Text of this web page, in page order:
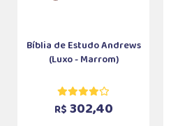
Bíblia de Estudo Andrews
(Luxo - Marrom)
R$ 302,40